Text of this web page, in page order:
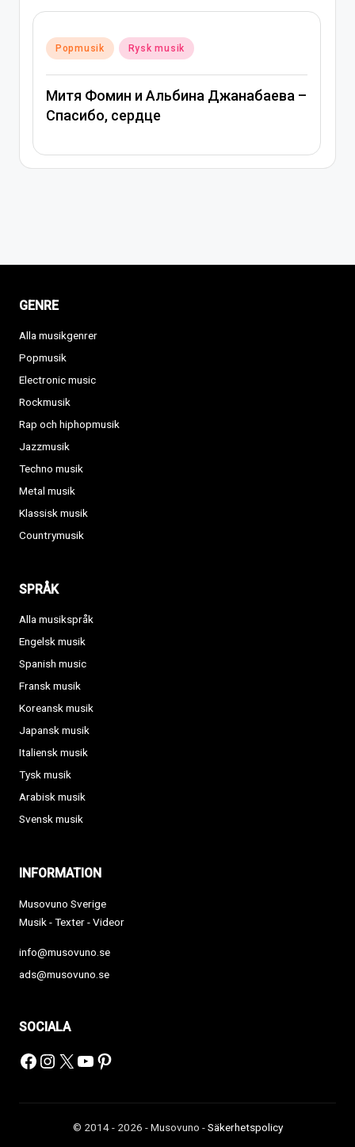
Posted
Popmusik Rysk musik
Митя Фомин и Альбина Джанабаева –
Спасибо, сердце
GENRE
Alla musikgenrer
Popmusik
Electronic music
Rockmusik
Rap och hiphopmusik
Jazzmusik
Techno musik
Metal musik
Klassisk musik
Countrymusik
SPRÅK
Alla musikspråk
Engelsk musik
Spanish music
Fransk musik
Koreansk musik
Japansk musik
Italiensk musik
Tysk musik
Arabisk musik
Svensk musik
INFORMATION
Musovuno Sverige
Musik - Texter - Videor
info@musovuno.se
ads@musovuno.se
SOCIALA
Facebook
Instagram
X YouTube
Pinterest
© 2014 - 2026 - Musovuno -Säkerhetspolicy